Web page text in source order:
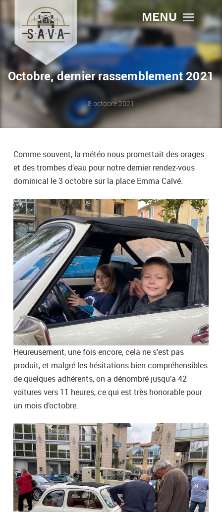
MENU
Octobre, dernier rassemblement 2021
8 octobre 2021
Comme souvent, la météo nous promettait des orages
et des trombes d’eau pour notre dernier rendez-vous
dominical le 3 octobre sur la place Emma Calvé.
Heureusement, une fois encore, cela ne s’est pas
produit, et malgré les hésitations bien compréhensibles
de quelques adhérents, on a dénombré jusqu’a 42
voitures vers 11 heures, ce qui est très honorable pour
un mois d’octobre.